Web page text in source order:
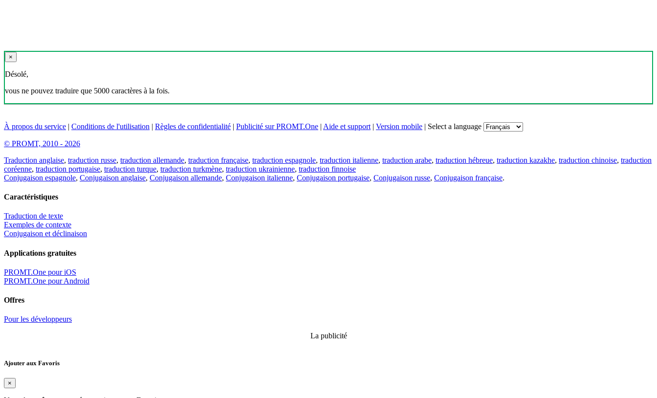
×
Désolé,
vous ne pouvez traduire que 5000 caractères à la fois.
À propos du service | Conditions de l'utilisation | Règles de confidentialité | Publicité sur PROMT.One | Aide et support | Version mobile | Select a language
© PROMT, 2010 - 2026
Traduction anglaise, traduction russe, traduction allemande, traduction française, traduction espagnole, traduction italienne, traduction arabe, traduction hébreue, traduction kazakhe, traduction chinoise, traduction
coréenne, traduction portugaise, traduction turque, traduction turkmène, traduction ukrainienne, traduction finnoise
Conjugaison espagnole, Conjugaison anglaise, Conjugaison allemande, Conjugaison italienne, Conjugaison portugaise, Conjugaison russe, Conjugaison française.
Caractéristiques
Traduction de texte
Exemples de contexte
Conjugaison et déclinaison
Applications gratuites
PROMT.One pour iOS
PROMT.One pour Android
Offres
Pour les développeurs
La publicité
Ajouter aux Favoris
×